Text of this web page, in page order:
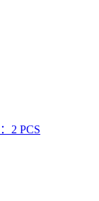
2 PCS